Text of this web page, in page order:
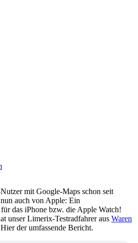
mit Google-Maps schon seit
auch von Apple: Ein
das iPhone bzw. die Apple Watch!
unser Limerix-Testradfahrer aus Waren
der umfassende Bericht.